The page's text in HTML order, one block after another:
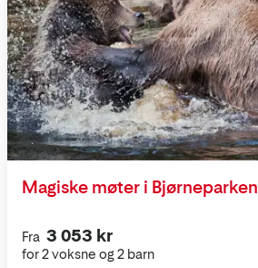
Magiske møter i Bjørneparken
Fra 3 053 kr
for 2 voksne og 2 barn